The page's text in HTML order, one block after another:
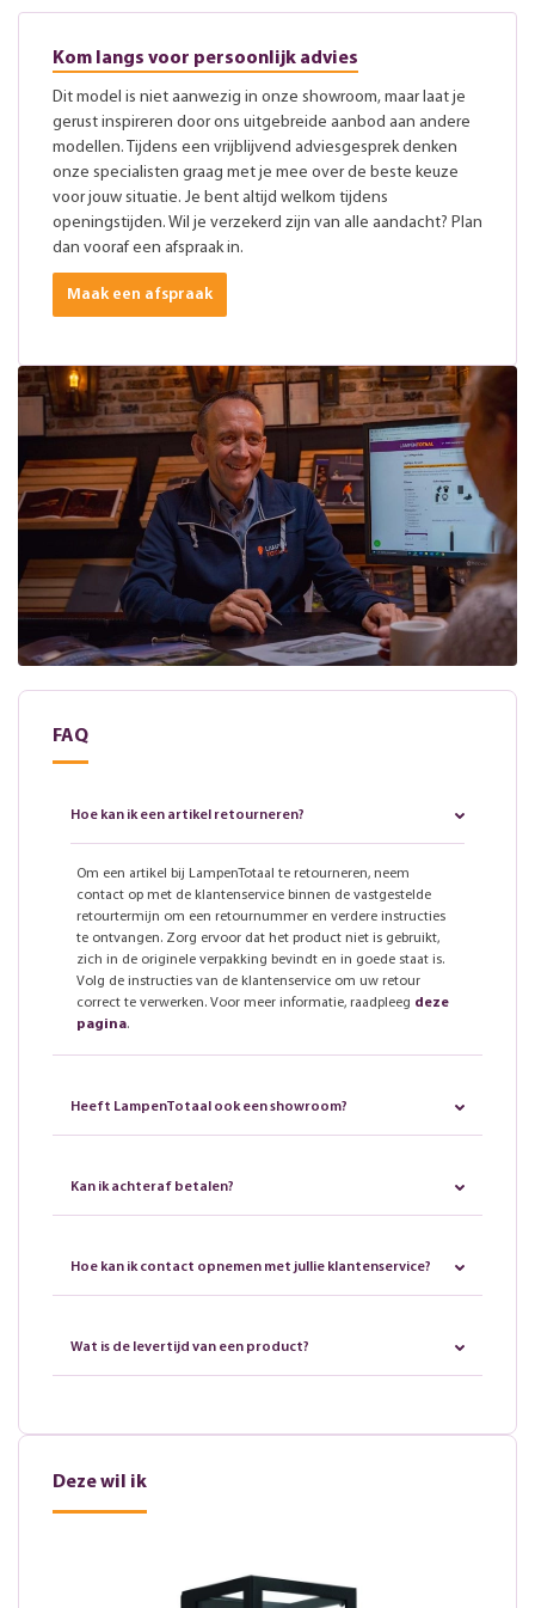
Kom langs voor persoonlijk advies
Dit model is niet aanwezig in onze showroom, maar laat je
gerust inspireren door ons uitgebreide aanbod aan andere
modellen. Tijdens een vrijblijvend adviesgesprek denken
onze specialisten graag met je mee over de beste keuze
voor jouw situatie. Je bent altijd welkom tijdens
openingstijden. Wil je verzekerd zijn van alle aandacht? Plan
dan vooraf een afspraak in.
Maak een afspraak
FAQ
Hoe kan ik een artikel retourneren?
Om een artikel bij LampenTotaal te retourneren, neem
contact op met de klantenservice binnen de vastgestelde
retourtermijn om een retournummer en verdere instructies
te ontvangen. Zorg ervoor dat het product niet is gebruikt,
zich in de originele verpakking bevindt en in goede staat is.
Volg de instructies van de klantenservice om uw retour
correct te verwerken. Voor meer informatie, raadpleeg deze
pagina.
Heeft LampenTotaal ook een showroom?
Kan ik achteraf betalen?
Hoe kan ik contact opnemen met jullie klantenservice?
Wat is de levertijd van een product?
Deze wil ik